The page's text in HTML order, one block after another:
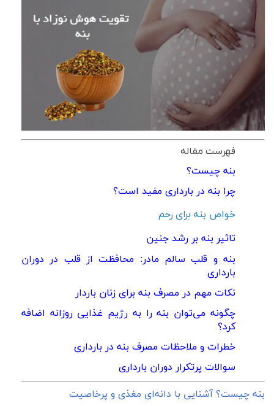
فهرست مقاله
بنه چیست؟
چرا بنه در بارداری مفید است؟
خواص بنه برای رحم
تاثیر بنه بر رشد جنین
بنه و قلب سالم مادر: محافظت از قلب در دوران
بارداری
نکات مهم در مصرف بنه برای زنان باردار
چگونه می‌توان بنه را به رژیم غذایی روزانه اضافه
کرد؟
خطرات و ملاحظات مصرف بنه در بارداری
سوالات پرتکرار دوران بارداری
بنه چیست؟ آشنایی با دانه‌ای مغذی و پرخاصیت